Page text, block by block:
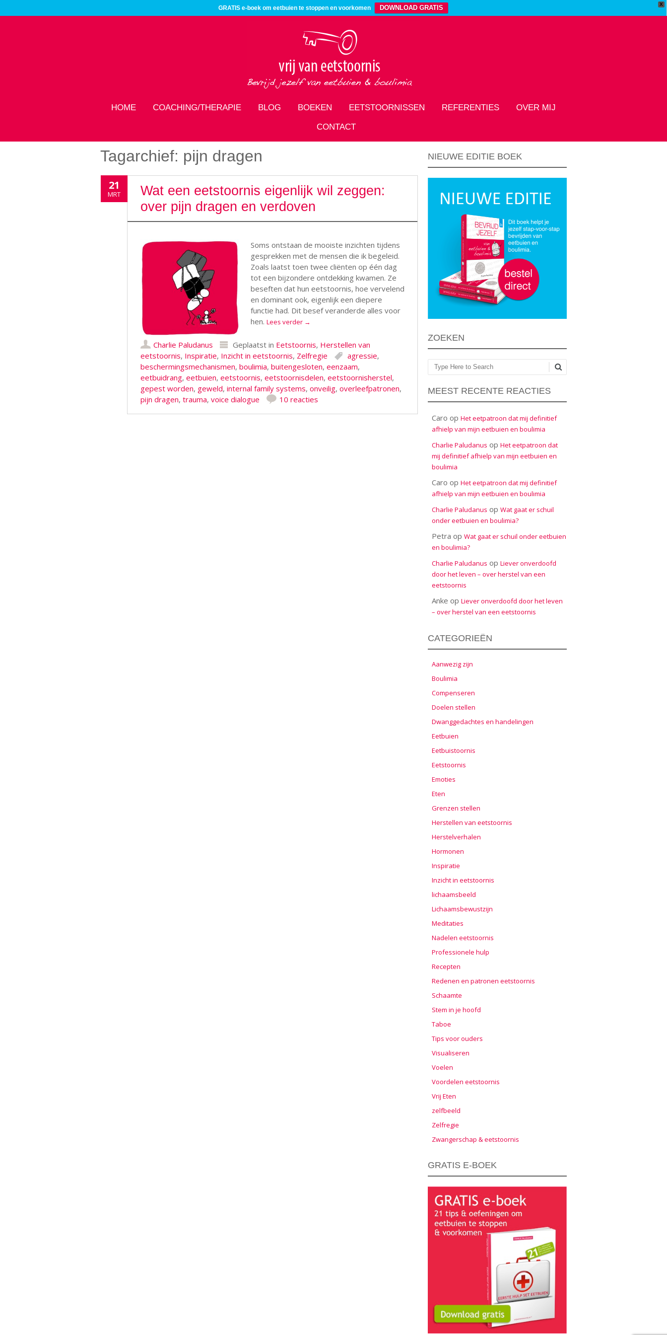
X
GRATIS e-boek om eetbuien te stoppen en voorkomen DOWNLOAD GRATIS
HOME COACHING/THERAPIE BLOG BOEKEN EETSTOORNISSEN REFERENTIES OVER MIJ
CONTACT
Tagarchief: pijn dragen
21
MRT
Wat een eetstoornis eigenlijk wil zeggen:
over pijn dragen en verdoven
Soms ontstaan de mooiste inzichten tijdens
gesprekken met de mensen die ik begeleid.
Zoals laatst toen twee cliënten op één dag
tot een bijzondere ontdekking kwamen. Ze
beseften dat hun eetstoornis, hoe vervelend
en dominant ook, eigenlijk een diepere
functie had. Dit besef veranderde alles voor
hen.Lees verder →
Charlie Paludanus Geplaatst in Eetstoornis, Herstellen van
eetstoornis, Inspiratie, Inzicht in eetstoornis, Zelfregie agressie,
beschermingsmechanismen, boulimia, buitengesloten, eenzaam,
eetbuidrang, eetbuien, eetstoornis, eetstoornisdelen, eetstoornisherstel,
gepest worden, geweld, internal family systems, onveilig, overleefpatronen,
pijn dragen, trauma, voice dialogue 10 reacties
NIEUWE EDITIE BOEK
ZOEKEN
Zoeken
MEEST RECENTE REACTIES
Caro op Het eetpatroon dat mij definitief
afhielp van mijn eetbuien en boulimia
Charlie Paludanus op Het eetpatroon dat
mij definitief afhielp van mijn eetbuien en
boulimia
Caro op Het eetpatroon dat mij definitief
afhielp van mijn eetbuien en boulimia
Charlie Paludanus op Wat gaat er schuil
onder eetbuien en boulimia?
Petra op Wat gaat er schuil onder eetbuien
en boulimia?
Charlie Paludanus op Liever onverdoofd
door het leven – over herstel van een
eetstoornis
Anke op Liever onverdoofd door het leven
– over herstel van een eetstoornis
CATEGORIEËN
Aanwezig zijn
Boulimia
Compenseren
Doelen stellen
Dwanggedachtes en handelingen
Eetbuien
Eetbuistoornis
Eetstoornis
Emoties
Eten
Grenzen stellen
Herstellen van eetstoornis
Herstelverhalen
Hormonen
Inspiratie
Inzicht in eetstoornis
lichaamsbeeld
Lichaamsbewustzijn
Meditaties
Nadelen eetstoornis
Professionele hulp
Recepten
Redenen en patronen eetstoornis
Schaamte
Stem in je hoofd
Taboe
Tips voor ouders
Visualiseren
Voelen
Voordelen eetstoornis
Vrij Eten
zelfbeeld
Zelfregie
Zwangerschap & eetstoornis
GRATIS E-BOEK